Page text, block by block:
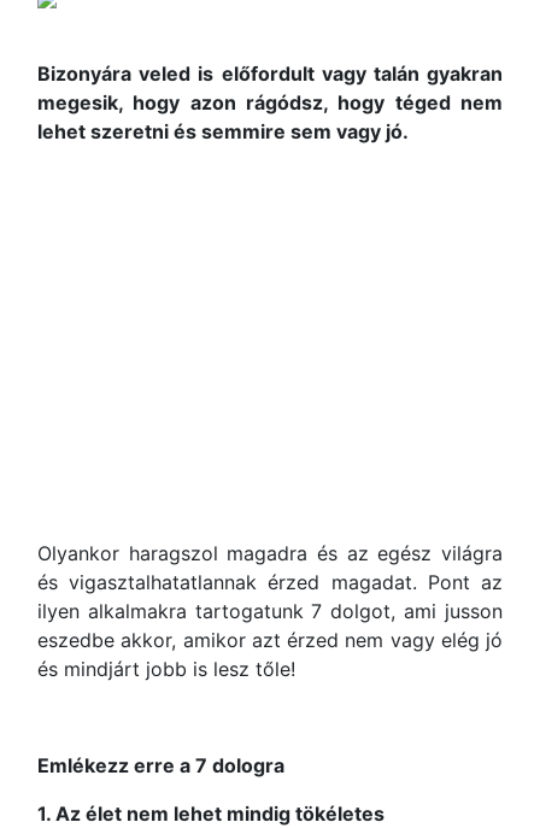
Bizonyára veled is előfordult vagy talán gyakran
megesik, hogy azon rágódsz, hogy téged nem
lehet szeretni és semmire sem vagy jó.
Olyankor haragszol magadra és az egész világra
és vigasztalhatatlannak érzed magadat. Pont az
ilyen alkalmakra tartogatunk 7 dolgot, ami jusson
eszedbe akkor, amikor azt érzed nem vagy elég jó
és mindjárt jobb is lesz tőle!
Emlékezz erre a 7 dologra
1. Az élet nem lehet mindig tökéletes